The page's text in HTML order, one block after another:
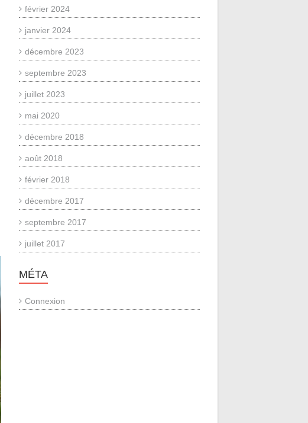
février 2024
janvier 2024
décembre 2023
septembre 2023
juillet 2023
mai 2020
décembre 2018
août 2018
février 2018
décembre 2017
septembre 2017
juillet 2017
MÉTA
Connexion